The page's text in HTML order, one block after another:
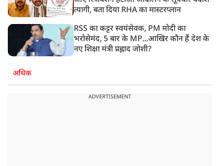
त्यागी, बता दिया RHA का मास्टरप्लान
RSS का कट्टर स्वयंसेवक, PM मोदी का
भरोसेमंद, 5 बार के MP...आखिर कौन हैं देश के
नए शिक्षा मंत्री प्रह्लाद जोशी?
अधिक
ADVERTISEMENT